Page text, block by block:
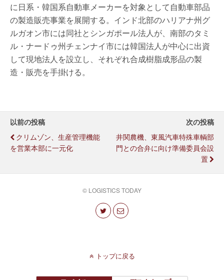
に日系・韓国系自動車メーカーを対象として自動車部品
の製造販売事業を展開する。インド北部のハリアナ州グ
ルガオン市には同社とシンガポール法人が、南部のタミ
ル・ナードゥ州チェンナイ市には韓国法人が中心に出資
して現地法人を設立し、それぞれ合成樹脂成形品の製
造・販売を手掛ける。
以前の投稿
クリムゾン、生産管理機能
を営業本部に一元化
次の投稿
井関農機、東風汽車特殊車輌部
門との合弁に向け準備委員会設
置
© LOGISTICS TODAY
トップに戻る